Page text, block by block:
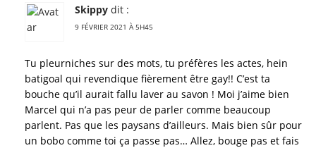
Skippy dit :
9 FÉVRIER 2021 À 5H45
Tu pleurniches sur des mots, tu préfères les actes, hein
batigoal qui revendique fièrement être gay!! C’est ta
bouche qu’il aurait fallu laver au savon ! Moi j’aime bien
Marcel qui n’a pas peur de parler comme beaucoup
parlent. Pas que les paysans d’ailleurs. Mais bien sûr pour
un bobo comme toi ça passe pas… Allez, bouge pas et fais